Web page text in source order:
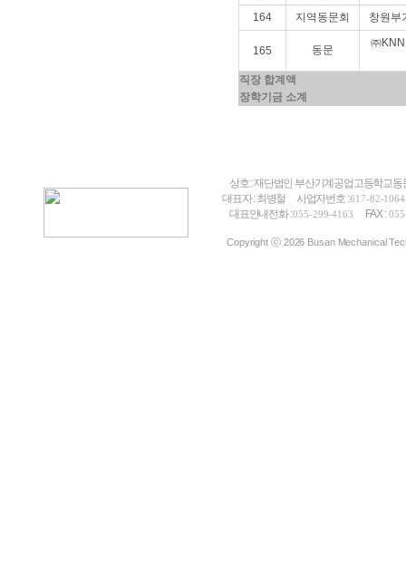
164
지역동문회 창원부
165 동문
㈜
직장 합계액
장학기금 소계
상호 : 재단법인 부산기계공업고등학교
대표자 : 최병철
사업자번호 :617-82-
대표안내전화 :055-299-4163 FAX :
Copyright ⓒ 2026 Busan Mechanical